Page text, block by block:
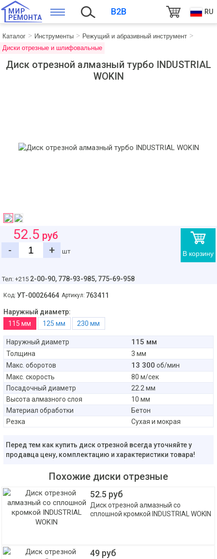
МИР
РЕМОНТА
B2B RU
Каталог Инструменты
Режущий и абразивный инструмент
Диски отрезные и шлифовальные
Диск отрезной алмазный турбо INDUSTRIAL
WOKIN
В корзину
52.5 руб
-
+ шт
Тел: +215 2-00-90, 778-93-985, 775-69-958
Код: УТ-00026464 Артикул: 763411
Наружный диаметр:
115 мм
125 мм 230 мм
Наружный диаметр 115 мм
Толщина
3 мм
Макс. оборотов
13 300 об/мин
Макс. скорость
80 м/сек
Посадочный диаметр
22.2 мм
Высота алмазного слоя
10 мм
Материал обработки
Бетон
Резка
Сухая и мокрая
Перед тем как купить диск отрезной всегда уточняйте у
продавца цену, комплектацию и характеристики товара!
Похожие диски отрезные
52.5 руб
Диск отрезной алмазный со
сплошной кромкой INDUSTRIAL WOKIN
49 руб